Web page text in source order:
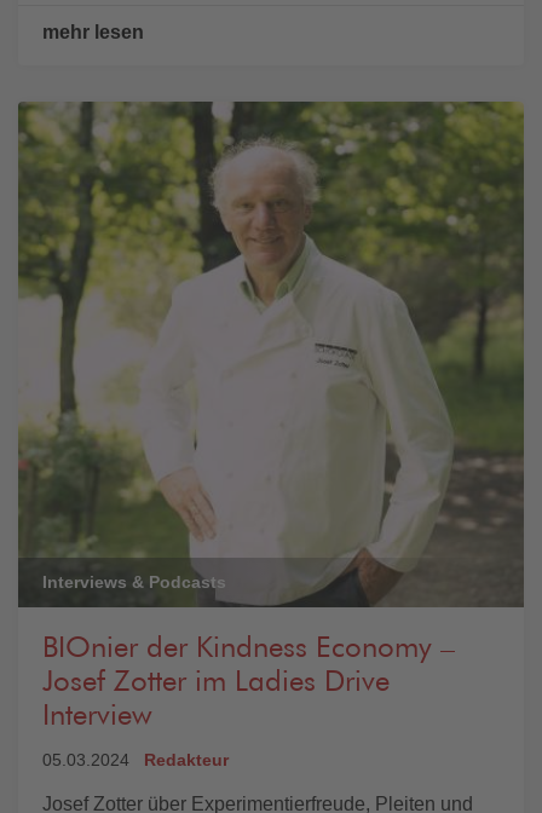
mehr lesen
Interviews & Podcasts
BIOnier der Kindness Economy –
Josef Zotter im Ladies Drive
Interview
05.03.2024 Redakteur
Josef Zotter über Experimentierfreude, Pleiten und